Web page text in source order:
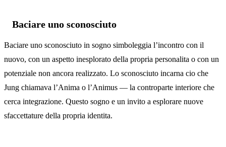
Baciare uno sconosciuto
Baciare uno sconosciuto in sogno simboleggia l’incontro con il
nuovo, con un aspetto inesplorato della propria personalita o con un
potenziale non ancora realizzato. Lo sconosciuto incarna cio che
Jung chiamava l’Anima o l’Animus — la controparte interiore che
cerca integrazione. Questo sogno e un invito a esplorare nuove
sfaccettature della propria identita.